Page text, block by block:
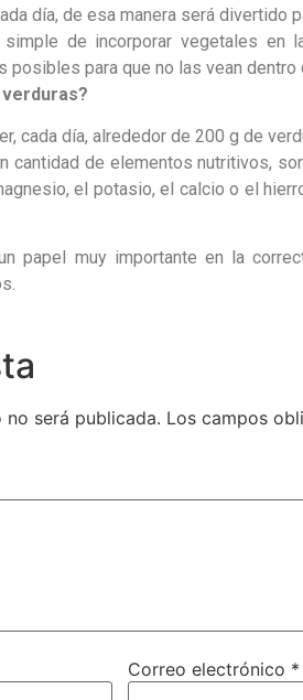
día, de esa manera será divertido
de incorporar vegetales en
posibles para que no las vean dentro
cada día, alrededor de 200 g de
cantidad de elementos nutritivos,
el potasio, el calcio o el
papel muy importante en la
será publicada. Los campos
Correo electrónico *